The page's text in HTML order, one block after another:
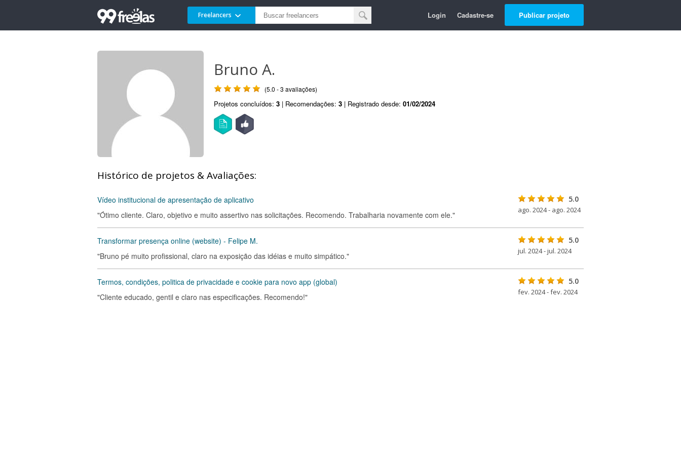
Freelancers Login Cadastre-se Publicar projeto
Bruno A.
(5.0 - 3 avaliações)
Projetos concluídos: 3 | Recomendações: 3 | Registrado desde: 01/02/2024
Histórico de projetos & Avaliações:
Vídeo institucional de apresentação de aplicativo
"Ótimo cliente. Claro, objetivo e muito assertivo nas solicitações. Recomendo. Trabalharia novamente com ele."
5.0
ago. 2024 - ago. 2024
Transformar presença online (website) - Felipe M.
"Bruno pé muito profissional, claro na exposição das idéias e muito simpático."
5.0
jul. 2024 - jul. 2024
Termos, condições, politica de privacidade e cookie para novo app (global)
"Cliente educado, gentil e claro nas especificações. Recomendo!"
5.0
fev. 2024 - fev. 2024